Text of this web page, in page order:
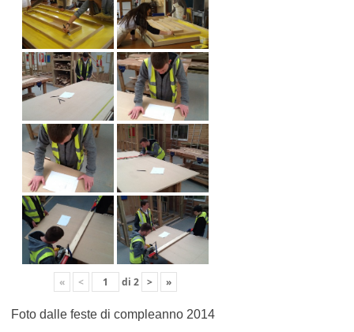
« < di 2 > »
Foto dalle feste di compleanno 2014